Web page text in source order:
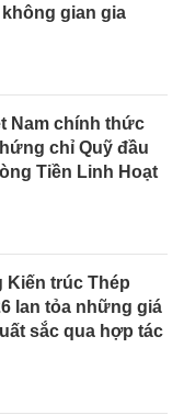
gian gia
Nam chính thức
chỉ Quỹ đầu
Tiền Linh Hoạt
Kiến trúc Thép
lan tỏa những giá
sắc qua hợp tác